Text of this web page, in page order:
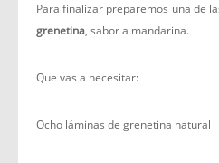
Para finalizar preparemos una de
grenetina, sabor a mandarina.
Que vas a necesitar:
Ocho láminas de grenetina natural